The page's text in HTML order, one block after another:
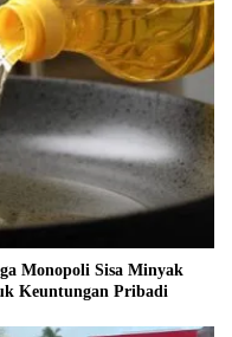
Monopoli Sisa Minyak
Keuntungan Pribadi